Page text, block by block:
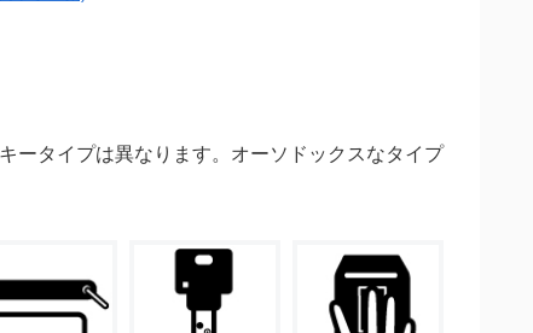
ータイプは異なります。オーソドックスなタイプ